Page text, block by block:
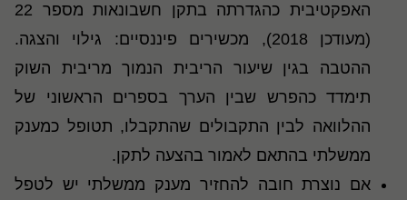
האפקטיבית כהגדרתה בתקן חשבונאות מספר 22
(
מעודכן 2018), מכשירים פיננסיים: גילוי והצגה.
ההטבה בגין שיעור הריבית הנמוך מריבית השוק
תימדד כהפרש שבין הערך בספרים הראשוני של
ההלוואה לבין התקבולים שהתקבלו, תטופל כמענק
ממשלתי בהתאם לאמור בהצעה לתקן.
אם נוצרת חובה להחזיר מענק ממשלתי יש לטפל